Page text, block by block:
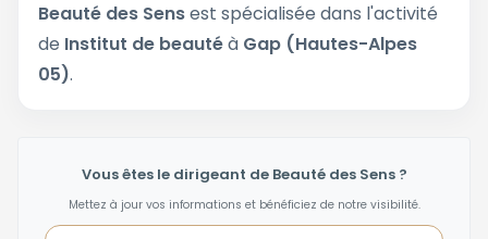
Beauté des Sensest spécialisée dans l'activité
de Institut de beautéà Gap (Hautes-Alpes
05).
Vous êtes le dirigeant de Beauté des Sens ?
Mettez à jour vos informations et bénéficiez de notre visibilité.